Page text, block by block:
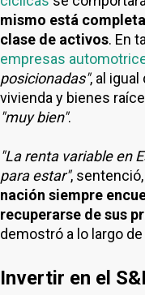
mismo está
clase de activos. En
empresas
posicionadas", al
vivienda y bienes
"muy bien".
"La renta variable en
para estar",
nación siempre
recuperarse de sus
demostró a lo largo
Invertir en el